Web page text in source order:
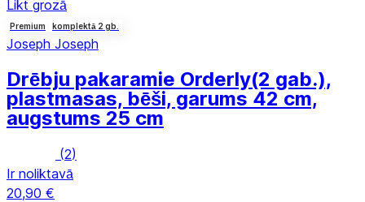
Likt grozā
Premium komplektā 2 gb.
Joseph Joseph
Drēbju pakaramie Orderly(2 gab.),
plastmasas, bēši, garums 42 cm,
augstums 25 cm
(2)
Ir noliktavā
20,90 €